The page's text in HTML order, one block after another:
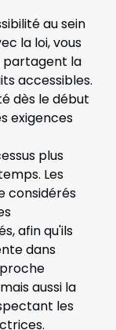
au sein
la loi, vous
partagent la
accessibles.
dès le début
exigences
plus
Les
considérés
afin qu'ils
dans
aussi la
les